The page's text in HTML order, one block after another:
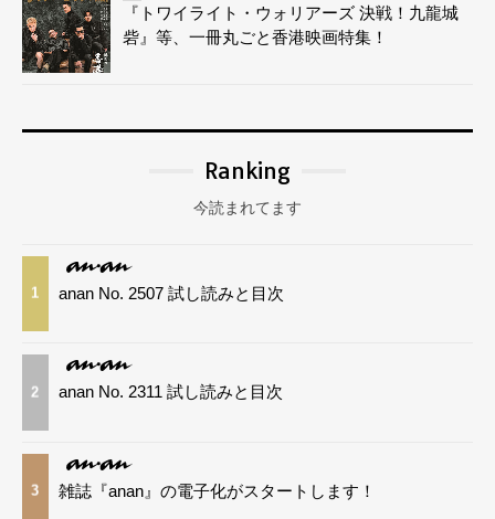
『トワイライト・ウォリアーズ 決戦！九龍城
砦』等、一冊丸ごと香港映画特集！
Ranking
今読まれてます
1 anan No. 2507 試し読みと目次
2 anan No. 2311 試し読みと目次
3 雑誌『anan』の電子化がスタートします！